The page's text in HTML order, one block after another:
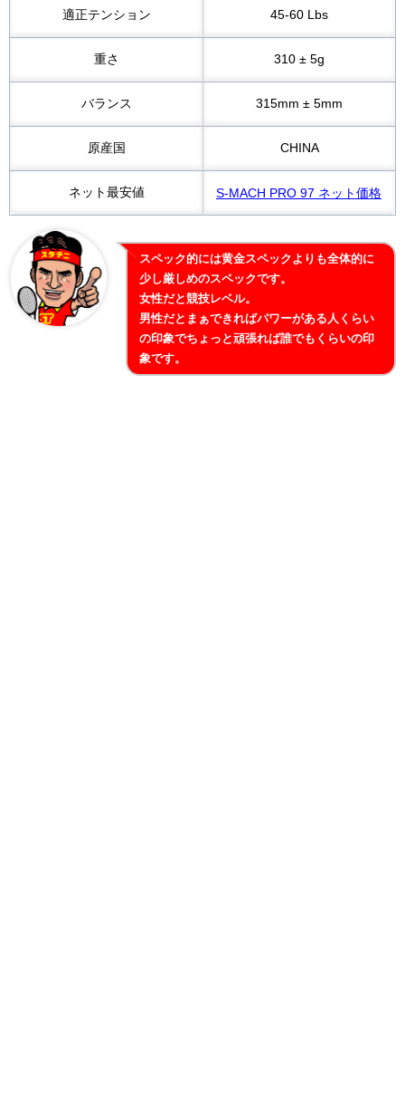
適正テンション 45-60 Lbs
重さ 310 ± 5g
バランス 315mm ± 5mm
原産国 CHINA
ネット最安値 S-MACH PRO 97 ネット価格
スペック的には黄金スペックよりも全体的に
少し厳しめのスペックです。
女性だと競技レベル。
男性だとまぁできればパワーがある人くらい
の印象でちょっと頑張れば誰でもくらいの印
象です。